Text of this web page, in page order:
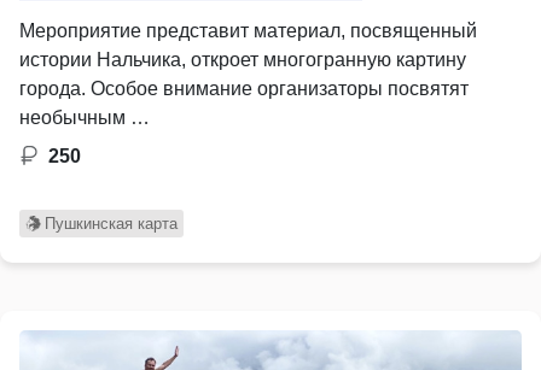
Мероприятие представит материал, посвященный
истории Нальчика, откроет многогранную картину
города. Особое внимание организаторы посвятят
необычным …
250
Пушкинская карта